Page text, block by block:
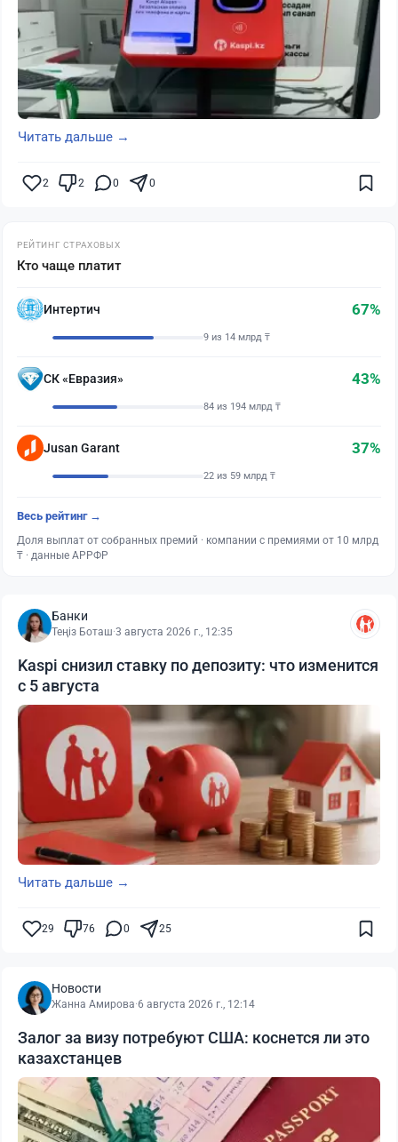
Читать дальше →
2 2 0 0
РЕЙТИНГ СТРАХОВЫХ
Кто чаще платит
Интертич 67%
9 из 14 млрд ₸
СК «Евразия» 43%
84 из 194 млрд ₸
Jusan Garant 37%
22 из 59 млрд ₸
Весь рейтинг →
Доля выплат от собранных премий · компании с премиями от 10 млрд
₸ · данные АРРФР
Банки
Теңіз Боташ·3 августа 2026 г., 12:35
Kaspi снизил ставку по депозиту: что изменится
с 5 августа
Читать дальше →
29 76 0 25
Новости
Жанна Амирова·6 августа 2026 г., 12:14
Залог за визу потребуют США: коснется ли это
казахстанцев